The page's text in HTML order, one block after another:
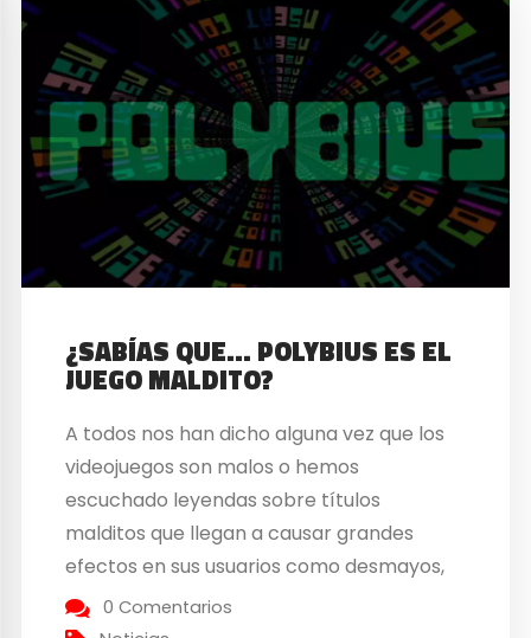
¿SABÍAS QUE… POLYBIUS ES EL
JUEGO MALDITO?
A todos nos han dicho alguna vez que los
videojuegos son malos o hemos
escuchado leyendas sobre títulos
malditos que llegan a causar grandes
efectos en sus usuarios como desmayos,
epilepsia o incluso la muerte. Quizá todas
0 Comentarios